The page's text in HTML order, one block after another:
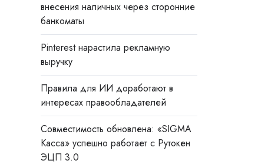
внесения наличных через сторонние
банкоматы
Pinterest нарастила рекламную
выручку
Правила для ИИ доработают в
интересах правообладателей
Совместимость обновлена: «SIGMA
Касса» успешно работает с Рутокен
ЭЦП 3.0